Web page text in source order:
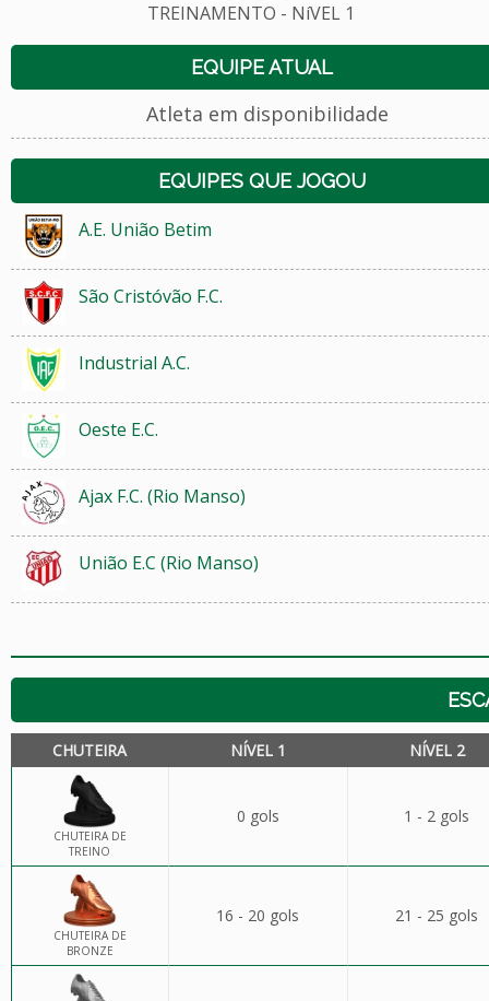
TREINAMENTO - NíVEL 1
EQUIPE ATUAL
Atleta em disponibilidade
EQUIPES QUE JOGOU
A.E. União Betim
São Cristóvão F.C.
Industrial A.C.
Oeste E.C.
Ajax F.C. (Rio Manso)
União E.C (Rio Manso)
CHUTEIRA NÍVEL 1 NÍVEL 2
CHUTEIRA DE
TREINO
0 gols 1 - 2 gols
CHUTEIRA DE
BRONZE
16 - 20 gols 21 - 25 gols